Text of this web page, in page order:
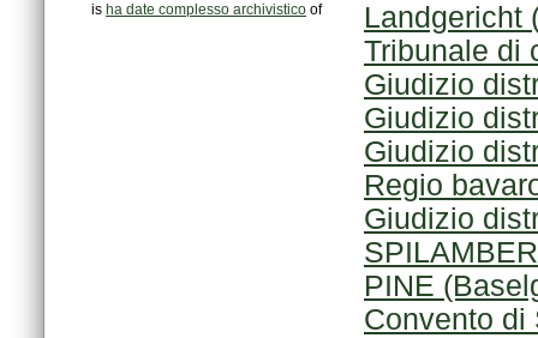
is ha date complesso archivistico of
Landgericht
Tribunale di
Giudizio
Giudizio
Giudizio
Regio
Giudizio
PINE
Convento di